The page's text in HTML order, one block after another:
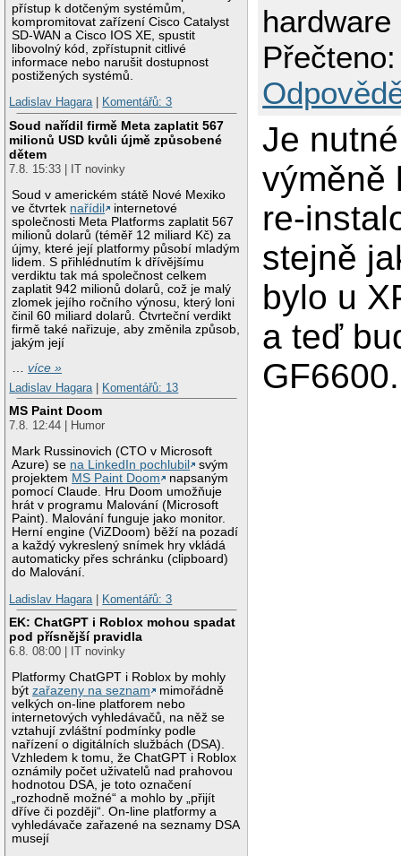
přístup k dotčeným systémům,
kompromitovat zařízení Cisco Catalyst
SD-WAN a Cisco IOS XE, spustit
libovolný kód, zpřístupnit citlivé
informace nebo narušit dostupnost
postižených systémů.
Ladislav Hagara| Komentářů: 3
Soud nařídil firmě Meta zaplatit 567
milionů USD kvůli újmě způsobené
dětem
7.8. 15:33 | IT novinky
Soud v americkém státě Nové Mexiko
ve čtvrtek nařídil
internetové
společnosti Meta Platforms zaplatit 567
milionů dolarů (téměř 12 miliard Kč) za
újmy, které její platformy působí mladým
lidem. S přihlédnutím k dřívějšímu
verdiktu tak má společnost celkem
zaplatit 942 milionů dolarů, což je malý
zlomek jejího ročního výnosu, který loni
činil 60 miliard dolarů. Čtvrteční verdikt
firmě také nařizuje, aby změnila způsob,
jakým její
…více »
Ladislav Hagara
Komentářů: 13
MS Paint Doom
7.8. 12:44 | Humor
Mark Russinovich (CTO v Microsoft
Azure) se na LinkedIn pochlubil
svým
projektem MS Paint Doom
napsaným
pomocí Claude. Hru Doom umožňuje
hrát v programu Malování (Microsoft
Paint). Malování funguje jako monitor.
Herní engine (ViZDoom) běží na pozadí
a každý vykreslený snímek hry vkládá
automaticky přes schránku (clipboard)
do Malování.
Ladislav Hagara
Komentářů: 3
EK: ChatGPT i Roblox mohou spadat
pod přísnější pravidla
6.8. 08:00 | IT novinky
Platformy ChatGPT i Roblox by mohly
býtzařazeny na seznam
mimořádně
velkých on-line platforem nebo
internetových vyhledávačů, na něž se
vztahují zvláštní podmínky podle
nařízení o digitálních službách (DSA).
Vzhledem k tomu, že ChatGPT i Roblox
oznámily počet uživatelů nad prahovou
hodnotou DSA, je toto označení
„rozhodně možné“ a mohlo by „přijít
dříve či později“. On-line platformy a
vyhledávače zařazené na seznamy DSA
musejí
hardware
Je
výměně
re-
stejně
bylo u
a teď